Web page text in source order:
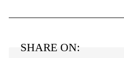
SHARE ON: